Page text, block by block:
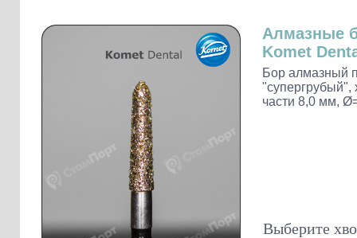
Наконечники и переходники KaVo
Алмазные
Komet
Бор алмазный
"супергрубый",
части 8,0 мм,
Выберите